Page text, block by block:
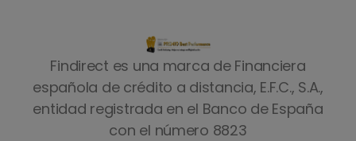
Findirect es una marca de Financiera
española de crédito a distancia, E.F.C., S.A.,
entidad registrada en el Banco de España
con el número 8823